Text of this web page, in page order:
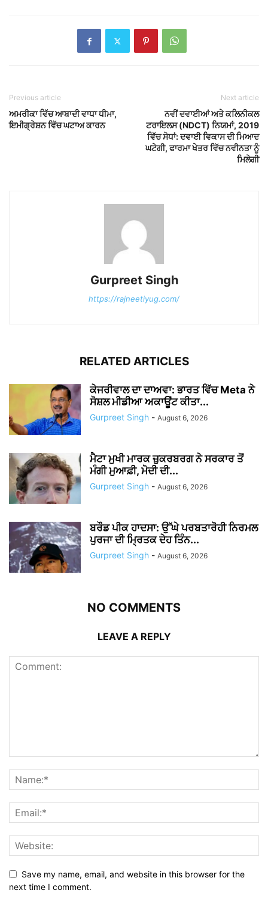
Previous article
ਅਮਰੀਕਾ ਵਿੱਚ ਆਬਾਦੀ ਵਾਧਾ ਧੀਮਾ,
ਇਮੀਗ੍ਰੇਸ਼ਨ ਵਿੱਚ ਘਟਾਅ ਕਾਰਨ
Next article
ਨਵੀਂ ਦਵਾਈਆਂ ਅਤੇ ਕਲਿਨੀਕਲ
ਟਰਾਇਲਸ (NDCT) ਨਿਯਮਾਂ, 2019
ਵਿੱਚ ਸੋਧਾਂ: ਦਵਾਈ ਵਿਕਾਸ ਦੀ ਮਿਆਦ
ਘਟੇਗੀ, ਫਾਰਮਾ ਖੇਤਰ ਵਿੱਚ ਨਵੀਨਤਾ ਨੂੰ
ਮਿਲੇਗੀ
Gurpreet Singh
https://rajneetiyug.com/
RELATED ARTICLES
ਕੇਜਰੀਵਾਲ ਦਾ ਦਾਅਵਾ: ਭਾਰਤ ਵਿੱਚ Meta ਨੇ
ਸੋਸ਼ਲ ਮੀਡੀਆ ਅਕਾਊਂਟ ਕੀਤਾ...
Gurpreet Singh - August 6, 2026
ਮੈਟਾ ਮੁਖੀ ਮਾਰਕ ਜ਼ੁਕਰਬਰਗ ਨੇ ਸਰਕਾਰ ਤੋਂ
ਮੰਗੀ ਮੁਆਫ਼ੀ, ਮੋਦੀ ਦੀ...
Gurpreet Singh - August 6, 2026
ਬਰੌਡ ਪੀਕ ਹਾਦਸਾ: ਉੱਘੇ ਪਰਬਤਾਰੋਹੀ ਨਿਰਮਲ
ਪੁਰਜਾ ਦੀ ਮ੍ਰਿਤਕ ਦੇਹ ਤਿੰਨ...
Gurpreet Singh - August 6, 2026
NO COMMENTS
LEAVE A REPLY
Save my name, email, and website in this browser for the
next time I comment.